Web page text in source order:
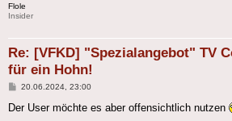
Flole
Insider
Re: [VFKD] "Spezialangebot" TV
für ein Hohn!
Beitrag
20.06.2024, 23:00
Der User möchte es aber offensichtlich nutzen